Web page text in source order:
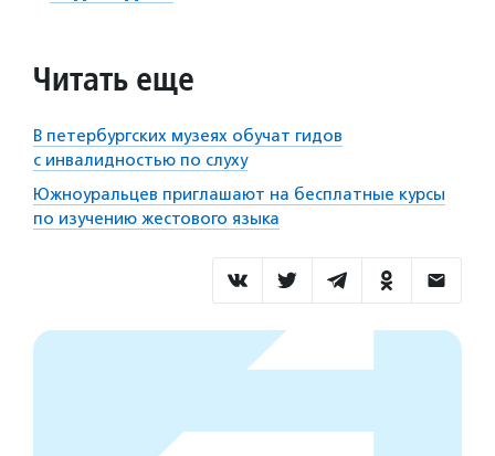
Читать еще
В петербургских музеях обучат гидов
с инвалидностью по слуху
Южноуральцев приглашают на бесплатные курсы
по изучению жестового языка